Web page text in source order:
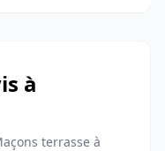
à
terrasse à